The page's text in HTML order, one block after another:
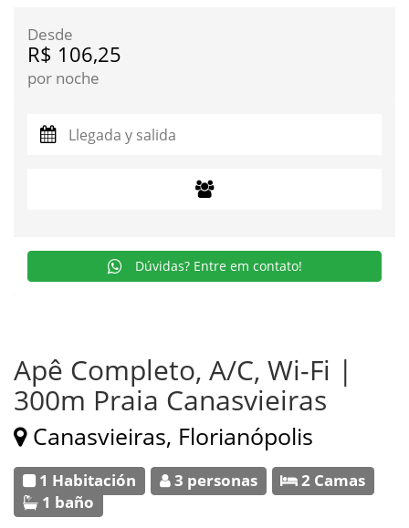
Apê Completo, A/C, Wi-Fi |
300m Praia Canasvieiras
Canasvieiras, Florianópolis
1 Habitación 3 personas
2 Camas
1 baño
Desde
R$ 106,25
por noche
Dúvidas? Entre em contato!